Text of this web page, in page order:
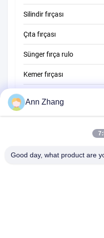
Silindir fırçası
Çıta fırçası
Sünger fırça rulo
Kemer fırçası
Süpürge fırçası
Kablo Sonu Fırça
Ann Zhang
Good day, what product are